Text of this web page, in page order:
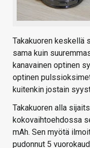
Takakuoren keskellä
sama kuin
kanavainen optinen
optinen
kuitenkin jostain
Takakuoren alla
kokovaihtoehdossa
mAh. Sen myötä
pudonnut 5